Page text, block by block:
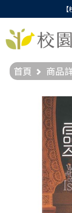
首頁 商品